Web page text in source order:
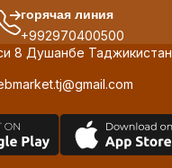
горячая линия
+992970400500
8 Душанбе Таджикистан